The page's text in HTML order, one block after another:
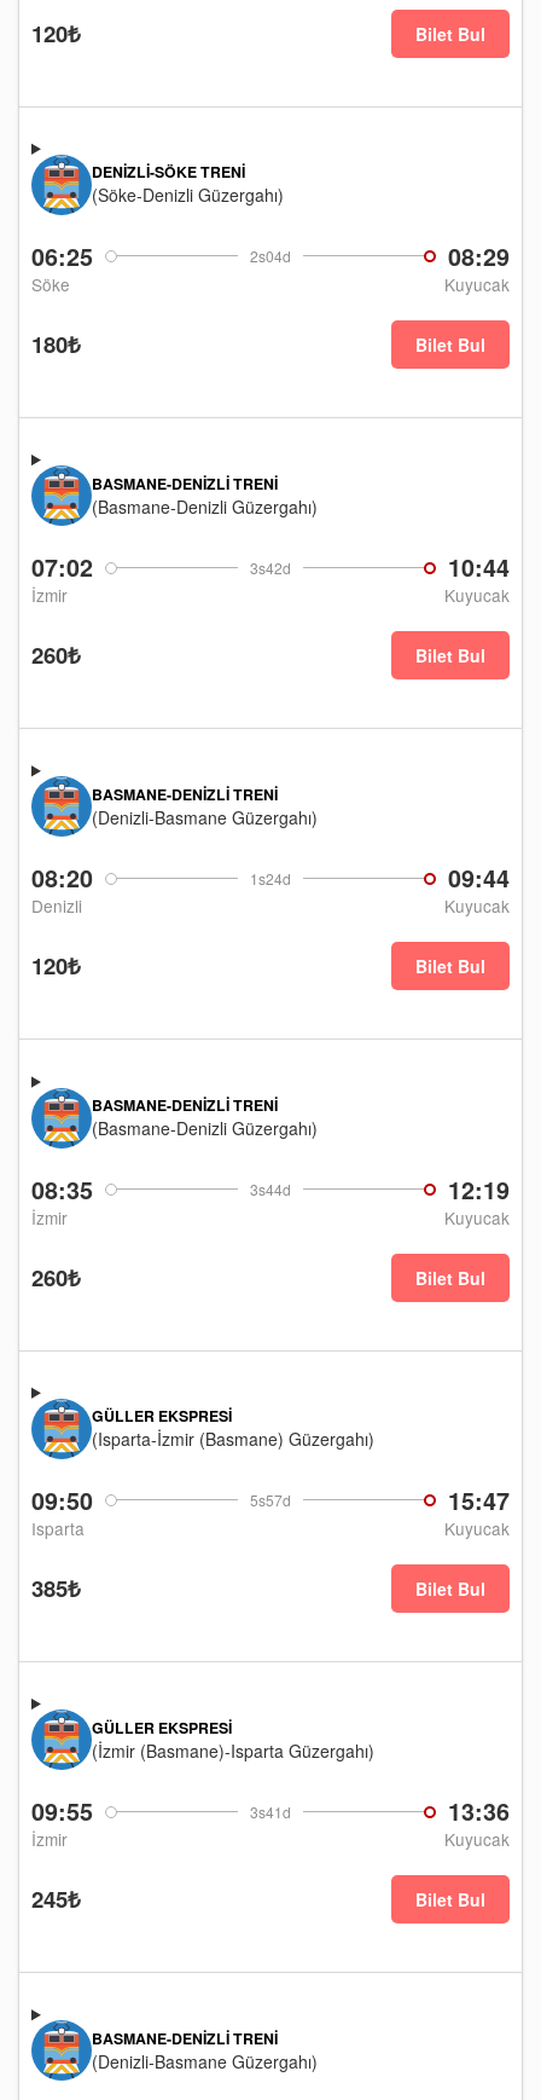
120₺ Bilet Bul
06:25 2s04d 08:29
Söke Kuyucak
DENIZLI-SÖKE TRENI
(Söke-Denizli Güzergahı)
180₺ Bilet Bul
07:02 3s42d 10:44
İzmir Kuyucak
BASMANE-DENIZLI TRENI
(Basmane-Denizli Güzergahı)
260₺ Bilet Bul
08:20 1s24d 09:44
Denizli Kuyucak
BASMANE-DENIZLI TRENI
(Denizli-Basmane Güzergahı)
120₺ Bilet Bul
08:35 3s44d 12:19
İzmir Kuyucak
BASMANE-DENIZLI TRENI
(Basmane-Denizli Güzergahı)
260₺ Bilet Bul
09:50 5s57d 15:47
Isparta Kuyucak
GÜLLER EKSPRESI
(Isparta-İzmir (Basmane) Güzergahı)
385₺ Bilet Bul
09:55 3s41d 13:36
İzmir Kuyucak
GÜLLER EKSPRESI
(İzmir (Basmane)-Isparta Güzergahı)
245₺ Bilet Bul
BASMANE-DENIZLI TRENI
(Denizli-Basmane Güzergahı)